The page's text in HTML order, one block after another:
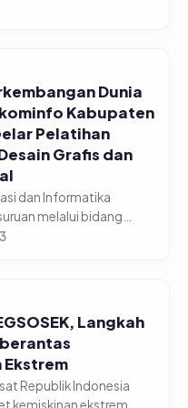
Koordinasi
Dunia
Kabupaten
Pelatihan
Grafis dan
dan Informatika
melalui bidang
Publik (IKP)
Langkah
Ekstrem
Republik Indonesia
kemiskinan ekstrem